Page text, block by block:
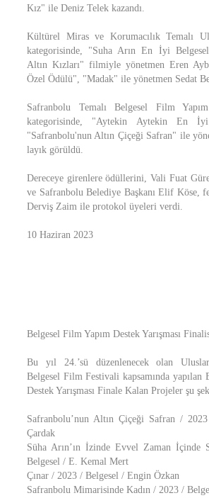
Kız" ile Deniz Telek kazandı.
Kültürel Miras ve Korumacılık Temalı
kategorisinde, "Suha Arın En İyi
Altın Kızları" filmiyle yönetmen Eren
Özel Ödülü", "Madak" ile yönetmen Sedat
Safranbolu Temalı Belgesel Film Yapım
kategorisinde, "Aytekin Aytekin En
"Safranbolu'nun Altın Çiçeği Safran" ile
layık görüldü.
Dereceye girenlere ödüllerini, Vali Fuat
ve Safranbolu Belediye Başkanı Elif Köse,
Derviş Zaim ile protokol üyeleri verdi.
10 Haziran 2023
Belgesel Film Yapım Destek Yarışması
Bu yıl 24.’sü düzenlenecek olan
Belgesel Film Festivali kapsamında yapılan
Destek Yarışması Finale Kalan Projeler şu
Safranbolu’nun Altın Çiçeği Safran /
Çardak
Süha Arın’ın İzinde Evvel Zaman İçinde
Belgesel / E. Kemal Mert
Çınar / 2023 / Belgesel / Engin Özkan
Safranbolu Mimarisinde Kadın / 2023 /